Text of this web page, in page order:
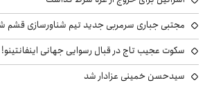
مجتبی جباری سرمربی جدید تیم شناورسازی قشم
سکوت عجیب تاج در قبال رسوایی جهانی اینفانتینو!
سیدحسن خمینی عزادار شد